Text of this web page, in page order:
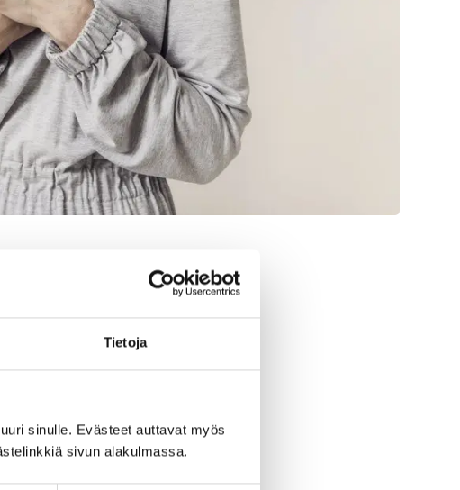
Tietoja
sinulle. Evästeet auttavat myös
sivun alakulmassa.